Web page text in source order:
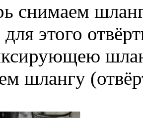
снимаем
этого
шлангу